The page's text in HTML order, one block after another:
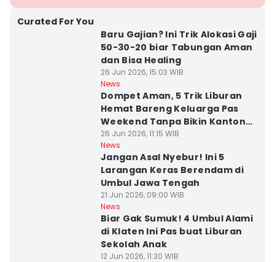
Curated For You
Baru Gajian? Ini Trik Alokasi Gaji
50-30-20 biar Tabungan Aman
dan Bisa Healing
26 Jun 2026, 15:03 WIB
News
Dompet Aman, 5 Trik Liburan
Hemat Bareng Keluarga Pas
Weekend Tanpa Bikin Kantong
Jebol
26 Jun 2026, 11:15 WIB
News
Jangan Asal Nyebur! Ini 5
Larangan Keras Berendam di
Umbul Jawa Tengah
21 Jun 2026, 09:00 WIB
News
Biar Gak Sumuk! 4 Umbul Alami
di Klaten Ini Pas buat Liburan
Sekolah Anak
12 Jun 2026, 11:30 WIB